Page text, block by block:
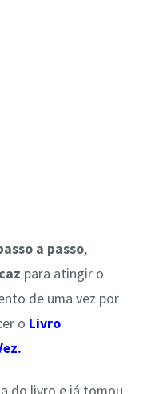
a passo,
para atingir o
de uma vez por
o Livro